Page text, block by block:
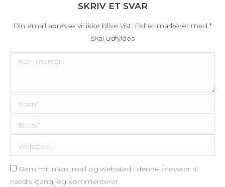
SKRIV ET SVAR
Din email adresse vil ikke blive vist. Felter markeret med *
skal udfyldes
Kommentar
Navn *
Email *
Websted
Gem mit navn, mail og websted i denne browser til
næste gang jeg kommenterer.